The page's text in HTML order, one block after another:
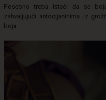
Posebno treba istaći da se
zahvaljujući antocijaninima iz
boja.